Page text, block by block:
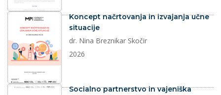
dokument
Koncept načrtovanja in izvajanja učne
situacije
dr. Nina Breznikar Skočir
2026
dokument
Socialno partnerstvo in vajeniška